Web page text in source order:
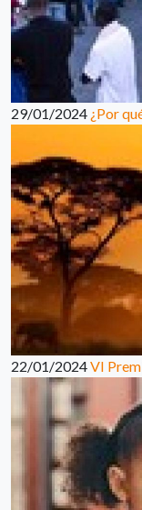
29/01/2024 ¿Por
22/01/2024VI